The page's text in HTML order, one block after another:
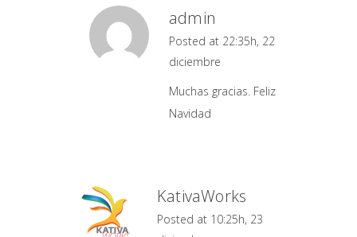
admin
Posted at 22:35h, 22
diciembre
Muchas gracias. Feliz
Navidad
KativaWorks
Posted at 10:25h, 23